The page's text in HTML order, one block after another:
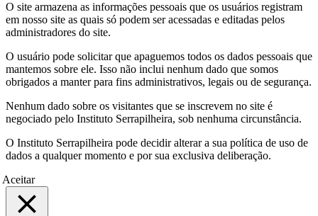
O site armazena as informações pessoais que os usuários registram
em nosso site as quais só podem ser acessadas e editadas pelos
administradores do site.
O usuário pode solicitar que apaguemos todos os dados pessoais que
mantemos sobre ele. Isso não inclui nenhum dado que somos
obrigados a manter para fins administrativos, legais ou de segurança.
Nenhum dado sobre os visitantes que se inscrevem no site é
negociado pelo Instituto Serrapilheira, sob nenhuma circunstância.
O Instituto Serrapilheira pode decidir alterar a sua política de uso de
dados a qualquer momento e por sua exclusiva deliberação.
Aceitar